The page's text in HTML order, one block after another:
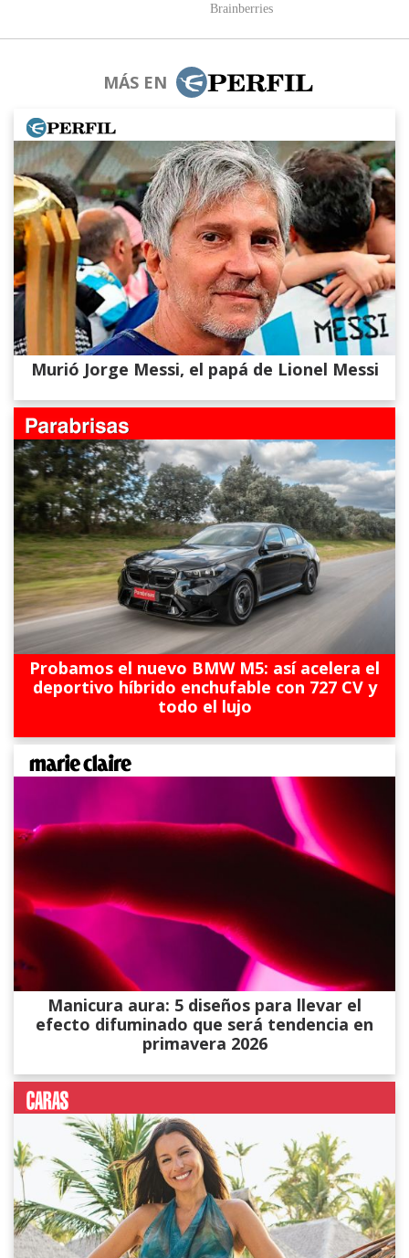
MÁS EN
Murió Jorge Messi, el papá de Lionel Messi
Probamos el nuevo BMW M5: así acelera el
deportivo híbrido enchufable con 727 CV y
todo el lujo
Manicura aura: 5 diseños para llevar el
efecto difuminado que será tendencia en
primavera 2026